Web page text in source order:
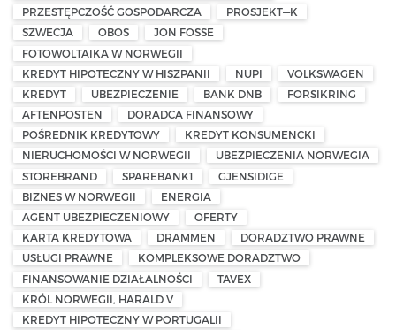
PRZESTĘPCZOŚĆ GOSPODARCZA
PROSJEKT—K
SZWECJA
OBOS
JON FOSSE
FOTOWOLTAIKA W NORWEGII
KREDYT HIPOTECZNY W HISZPANII
NUPI
VOLKSWAGEN
KREDYT
UBEZPIECZENIE BANK DNB
FORSIKRING
AFTENPOSTEN
DORADCA FINANSOWY
POŚREDNIK KREDYTOWY
KREDYT KONSUMENCKI
NIERUCHOMOŚCI W NORWEGII
UBEZPIECZENIA NORWEGIA
STOREBRAND
SPAREBANK1
GJENSIDIGE
BIZNES W NORWEGII
ENERGIA
AGENT UBEZPIECZENIOWY
OFERTY
KARTA KREDYTOWA
DRAMMEN
DORADZTWO PRAWNE
USŁUGI PRAWNE
KOMPLEKSOWE DORADZTWO
FINANSOWANIE DZIAŁALNOŚCI
TAVEX
KRÓL NORWEGII, HARALD V
KREDYT HIPOTECZNY W PORTUGALII